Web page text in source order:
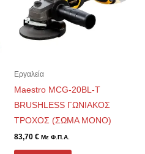
Εργαλεία
Maestro MCG-20BL-Τ
BRUSHLESS ΓΩΝΙΑΚΟΣ
ΤΡΟΧΟΣ (ΣΩΜΑ ΜΟΝΟ)
83,70 € Με Φ.Π.Α.